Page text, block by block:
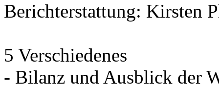
Berichterstattung: Kirsten
5 Verschiedenes
- Bilanz und Ausblick der